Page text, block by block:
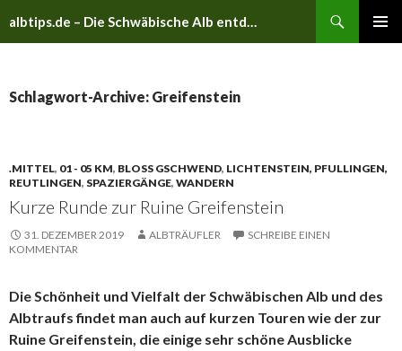
albtips.de – Die Schwäbische Alb entdecken
Schlagwort-Archive: Greifenstein
.MITTEL, 01 - 05 KM, BLOSS GSCHWEND , LICHTENSTEIN, PFULLINGEN,
REUTLINGEN, SPAZIERGÄNGE, WANDERN
Kurze Runde zur Ruine Greifenstein
31. DEZEMBER 2019 ALBTRÄUFLER
SCHREIBE EINEN
KOMMENTAR
Die Schönheit und Vielfalt der Schwäbischen Alb und des
Albtraufs findet man auch auf kurzen Touren wie der zur
Ruine Greifenstein, die einige sehr schöne Ausblicke